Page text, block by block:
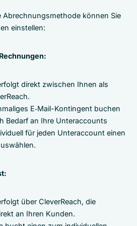
Abrechnungsmethode können Sie
einstellen:
direkt zwischen Ihnen als
E‑Mail-Kontingent buchen
Bedarf an Ihre Unteraccounts
für jeden Unteraccount einen
über CleverReach, die
an Ihren Kunden.